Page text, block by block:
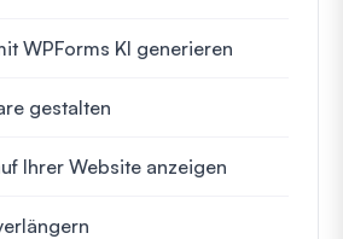
WPForms KI generieren
gestalten
Ihrer Website anzeigen